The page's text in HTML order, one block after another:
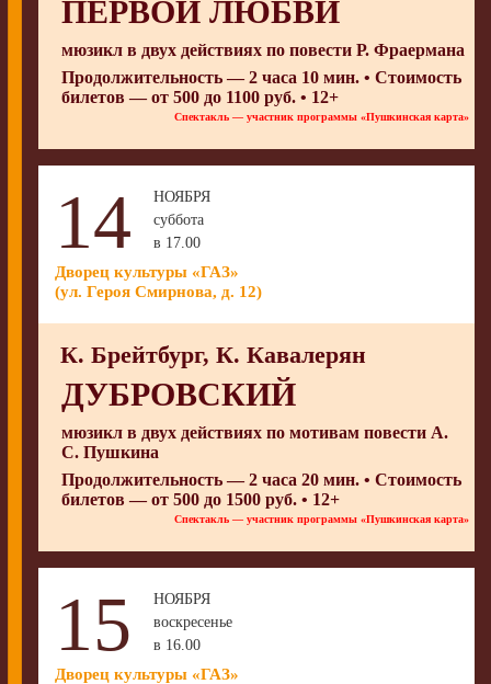
ПЕРВОЙ ЛЮБВИ
мюзикл в двух действиях по повести Р. Фраермана
Продолжительность — 2 часа 10 мин. • Стоимость
билетов — от 500 до 1100 руб. • 12+
Спектакль — участник программы «Пушкинская карта»
14
НОЯБРЯ
суббота
в 17.00
Дворец культуры «ГАЗ»
(ул. Героя Смирнова, д. 12)
К. Брейтбург, К. Кавалерян
ДУБРОВСКИЙ
мюзикл в двух действиях по мотивам повести А.
С. Пушкина
Продолжительность — 2 часа 20 мин. • Стоимость
билетов — от 500 до 1500 руб. • 12+
Спектакль — участник программы «Пушкинская карта»
15
НОЯБРЯ
воскресенье
в 16.00
Дворец культуры «ГАЗ»